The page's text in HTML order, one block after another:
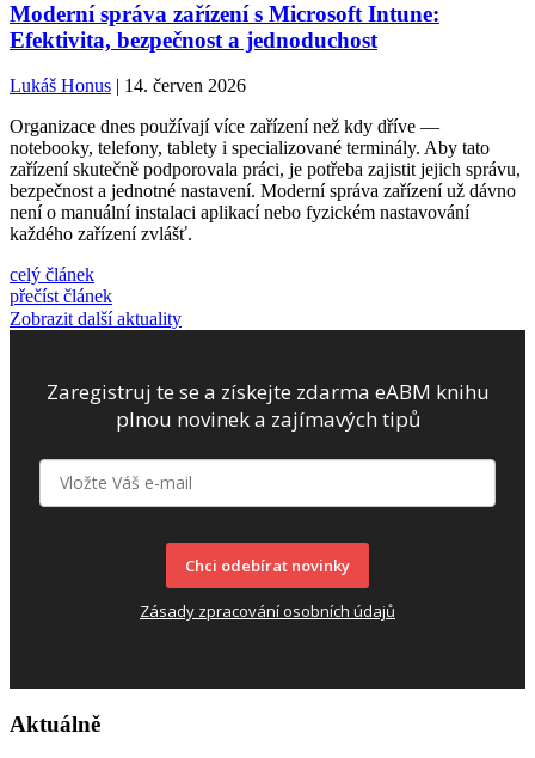
Moderní správa zařízení s Microsoft Intune:
Efektivita, bezpečnost a jednoduchost
Lukáš Honus | 14. červen 2026
Organizace dnes používají více zařízení než kdy dříve —
notebooky, telefony, tablety i specializované terminály. Aby tato
zařízení skutečně podporovala práci, je potřeba zajistit jejich správu,
bezpečnost a jednotné nastavení. Moderní správa zařízení už dávno
není o manuální instalaci aplikací nebo fyzickém nastavování
každého zařízení zvlášť.
celý článek
přečíst článek
Zobrazit další aktuality
Zaregistruj te se a získejte zdarma eABM knihu
plnou novinek a zajímavých tipů
Chci odebírat novinky
Zásady zpracování osobních údajů
Aktuálně